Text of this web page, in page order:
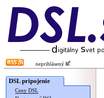
neprihlásený
DSL pripojenie
Ceny DSL